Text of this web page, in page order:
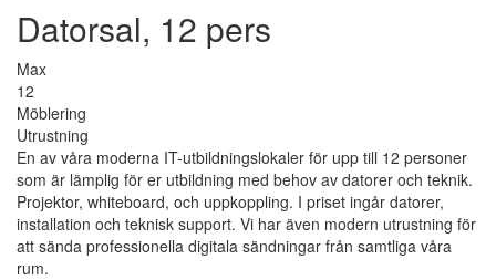
Datorsal, 12 pers
Max
12
Möblering
Utrustning
En av våra moderna IT-utbildningslokaler för upp till 12 personer
som är lämplig för er utbildning med behov av datorer och teknik.
Projektor, whiteboard, och uppkoppling. I priset ingår datorer,
installation och teknisk support. Vi har även modern utrustning för
att sända professionella digitala sändningar från samtliga våra
rum.